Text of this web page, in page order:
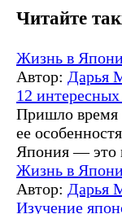
Читайте
Жизнь в
Автор: Дарья
12
Пришло время
ее
Япония — это
Жизнь в
Автор: Дарья
Изучение